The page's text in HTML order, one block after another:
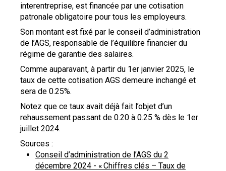
interentreprise, est financée par une cotisation
patronale obligatoire pour tous les employeurs.
Son montant est fixé par le conseil d’administration
de l’AGS, responsable de l’équilibre financier du
régime de garantie des salaires.
Comme auparavant, à partir du 1er janvier 2025, le
taux de cette cotisation AGS demeure inchangé et
sera de 0.25%.
Notez que ce taux avait déjà fait l’objet d’un
rehaussement passant de 0.20 à 0.25 % dès le 1er
juillet 2024.
Sources :
Conseil d’administration de l’AGS du 2
décembre 2024 - « Chiffres clés – Taux de